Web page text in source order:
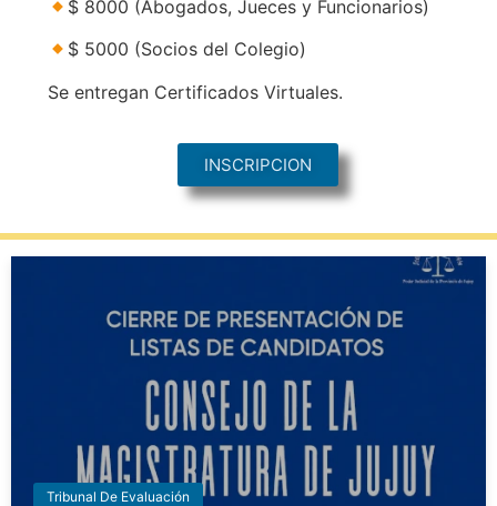
$ 8000 (Abogados, Jueces y Funcionarios)
$ 5000 (Socios del Colegio)
Se entregan Certificados Virtuales.
INSCRIPCION
Tribunal De Evaluación